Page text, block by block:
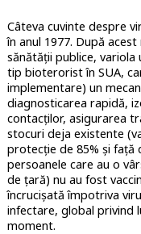
Câteva cuvinte despre
în anul 1977. După
sănătății publice,
tip bioterorist în SUA,
implementare) un
diagnosticarea rapidă,
contacților, asigurarea
stocuri deja existente
protecție de 85% și față
persoanele care au o
de țară) nu au fost
încrucișată împotriva
infectare, global privind
moment.